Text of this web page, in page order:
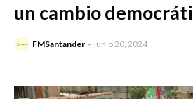
un cambio
FMSantander junio 20, 2024